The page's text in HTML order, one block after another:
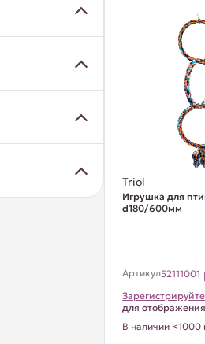
Triol
Игрушка для
d180/600мм
Артикул52111001
для
В наличии <1000